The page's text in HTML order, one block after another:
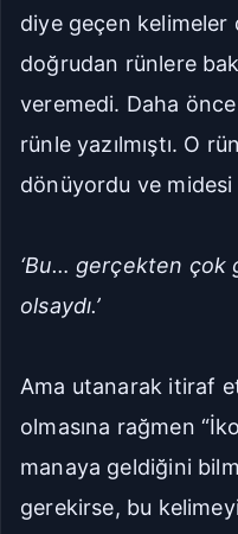
diye geçen kelimeler
doğrudan rünlere
veremedi. Daha
rünle yazılmıştı. O
dönüyordu ve midesi
‘Bu… gerçekten çok
olsaydı.’
Ama utanarak itiraf
olmasına rağmen
manaya geldiğini
gerekirse, bu